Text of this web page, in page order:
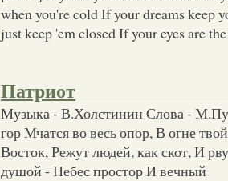
when you're cold If your dreams keep
just keep 'em closed If your eyes are
Патриот
Музыка - В.Холстинин Слова -
гор Мчатся во весь опор, В огне
Восток, Режут людей, как скот, И
душой - Небес простор И вечный